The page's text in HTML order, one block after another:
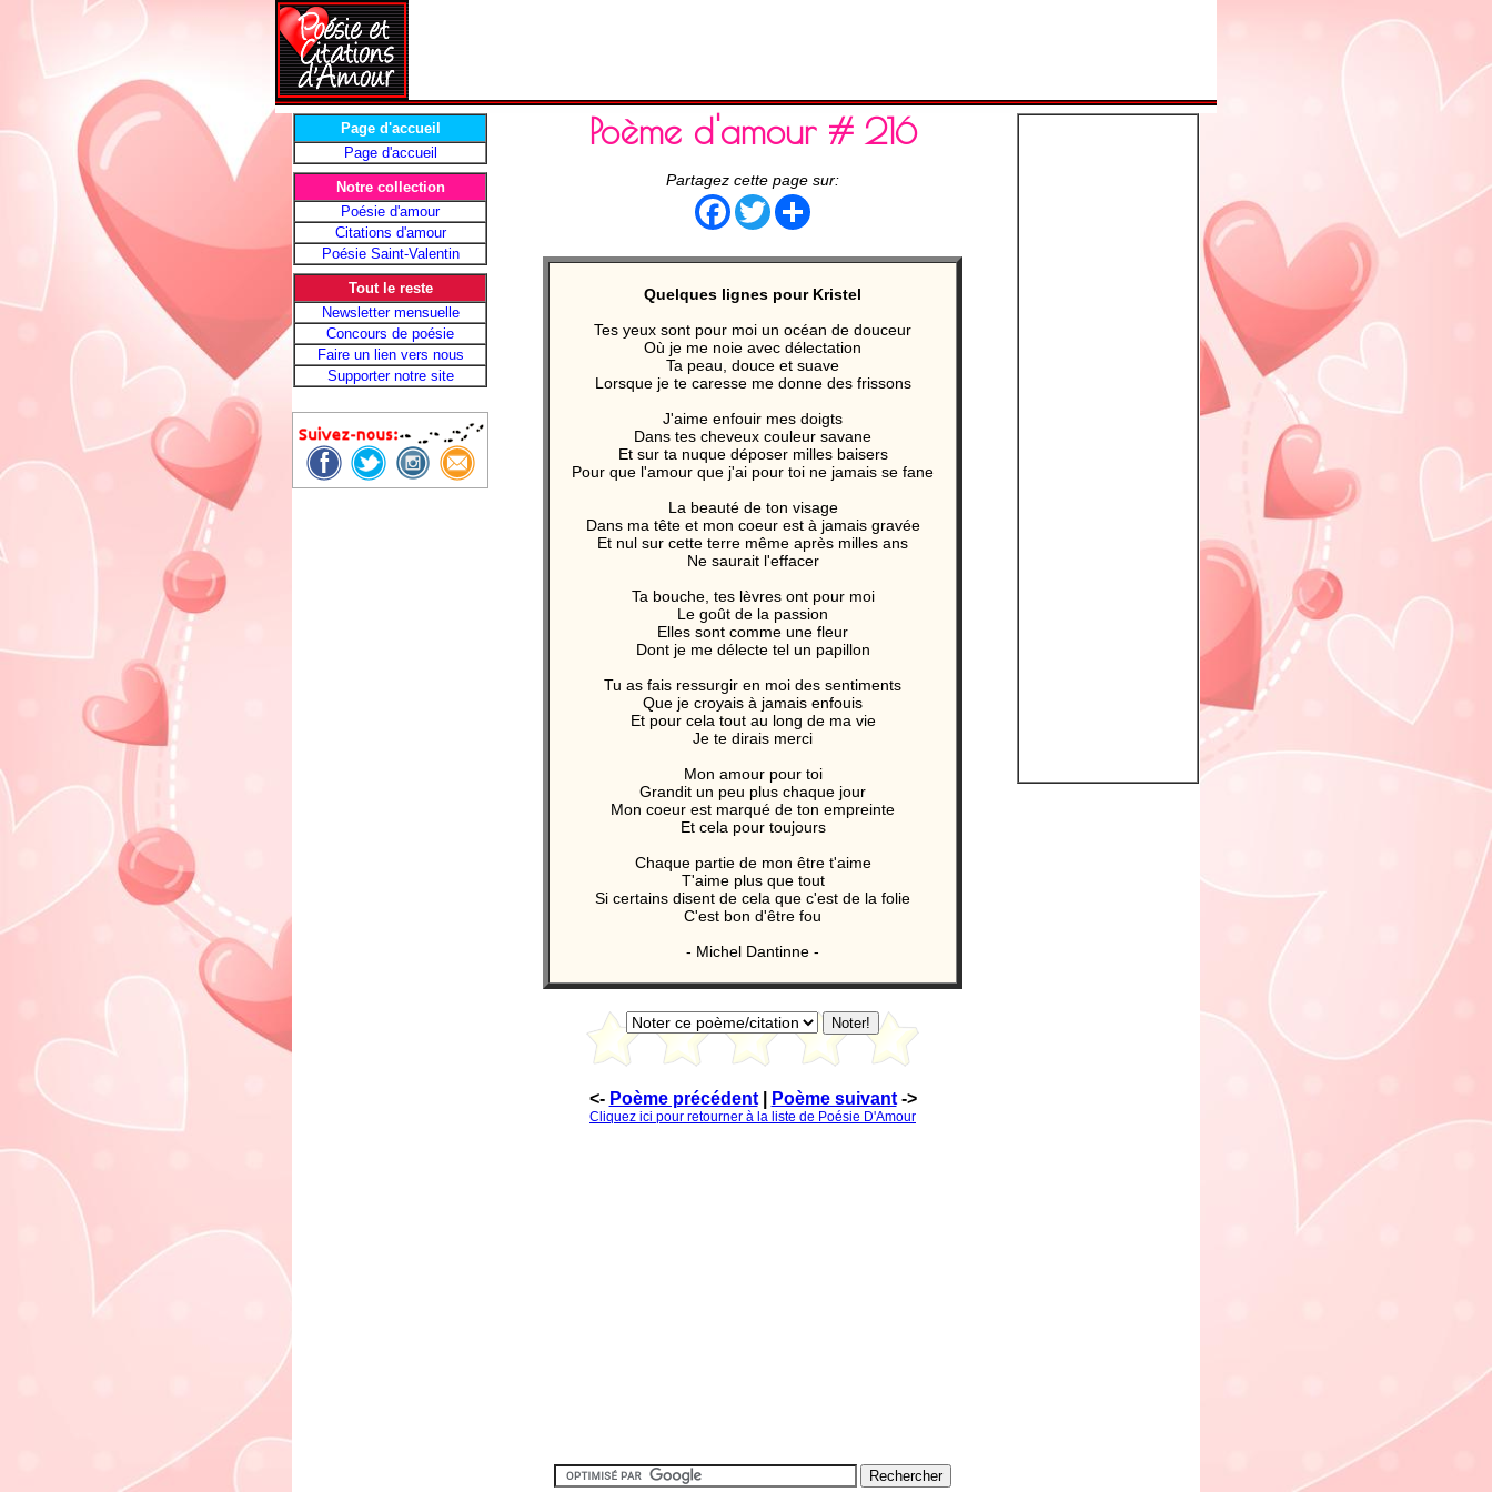
Page d'accueil
Page d'accueil
Notre collection
Poésie d'amour
Citations d'amour
Poésie Saint-Valentin
Tout le reste
Newsletter mensuelle
Concours de poésie
Faire un lien vers nous
Supporter notre site
Poème d'amour # 216
Partagez cette page sur:
FacebookTwitter
Quelques lignes pour Kristel
Tes yeux sont pour moi un océan de douceur
Où je me noie avec délectation
Ta peau, douce et suave
Lorsque je te caresse me donne des frissons
J'aime enfouir mes doigts
Dans tes cheveux couleur savane
Et sur ta nuque déposer milles baisers
Pour que l'amour que j'ai pour toi ne jamais se fane
La beauté de ton visage
Dans ma tête et mon coeur est à jamais gravée
Et nul sur cette terre même après milles ans
Ne saurait l'effacer
Ta bouche, tes lèvres ont pour moi
Le goût de la passion
Elles sont comme une fleur
Dont je me délecte tel un papillon
Tu as fais ressurgir en moi des sentiments
Que je croyais à jamais enfouis
Et pour cela tout au long de ma vie
Je te dirais merci
Mon amour pour toi
Grandit un peu plus chaque jour
Mon coeur est marqué de ton empreinte
Et cela pour toujours
Chaque partie de mon être t'aime
T'aime plus que tout
Si certains disent de cela que c'est de la folie
C'est bon d'être fou
- Michel Dantinne -
<- Poème précédent| Poème suivant->
Cliquez ici pour retourner à la liste de Poésie D'Amour